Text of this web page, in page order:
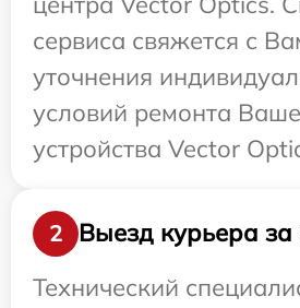
сервиса свяжется с
уточнения
условий ремонта
устройства Vector
2
Выезд курьера за
Технический